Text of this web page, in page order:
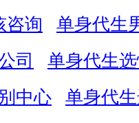
咨询
单身代生
司
单身代生
中心
单身代